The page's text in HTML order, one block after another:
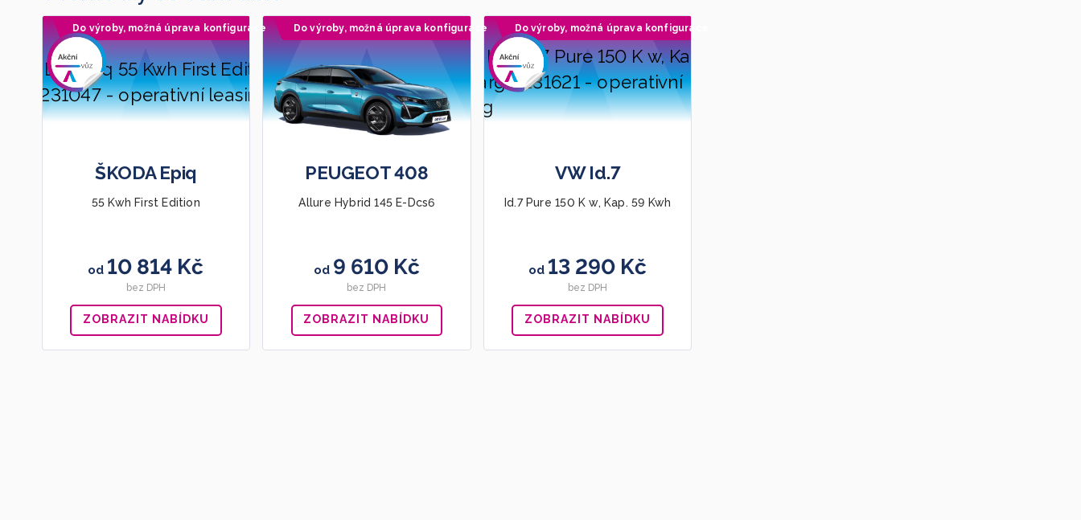
Doporučujeme
Do výroby, možná úprava konfigurace
ŠKODA Epiq
55 Kwh First Edition
od 10 814 Kč
bez DPH
ZOBRAZIT NABÍDKU
Do výroby, možná úprava konfigurace
PEUGEOT 408
Allure Hybrid 145 E-Dcs6
od 9 610 Kč
bez DPH
ZOBRAZIT NABÍDKU
Doporučujeme
Do výroby, možná úprava konfigurace
VW Id.7
Id.7 Pure 150 K w, Kap. 59 Kwh
od 13 290 Kč
bez DPH
ZOBRAZIT NABÍDKU